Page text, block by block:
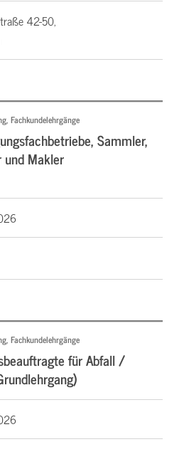
42-50,
Fachkundelehrgänge
Sammler,
und Makler
Fachkundelehrgänge
für Abfall /